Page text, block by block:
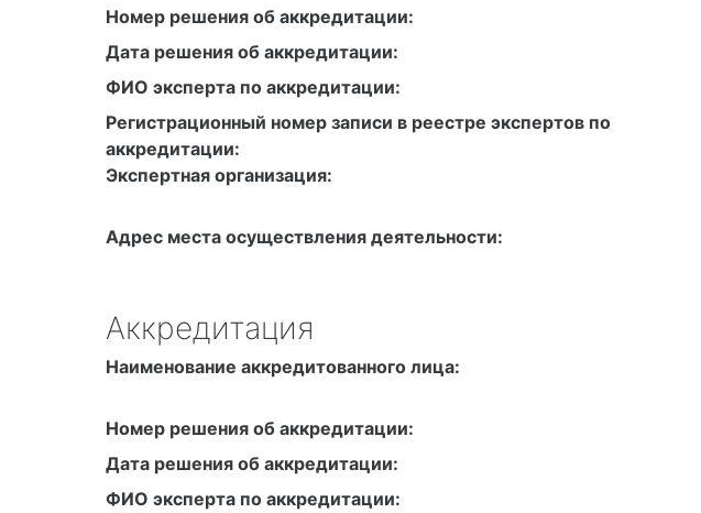
Номер решения об аккредитации:
Дата решения об аккредитации:
ФИО эксперта по аккредитации:
Регистрационный номер записи в реестре экспертов по
аккредитации:
Экспертная организация:
Адрес места осуществления деятельности:
Аккредитация
Наименование аккредитованного лица:
Номер решения об аккредитации:
Дата решения об аккредитации:
ФИО эксперта по аккредитации: